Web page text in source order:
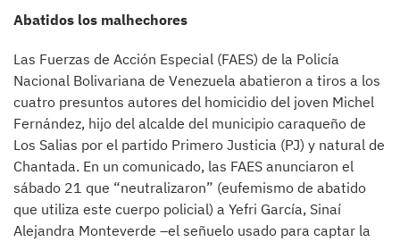
Abatidos los malhechores
Las Fuerzas de Acción Especial (FAES) de la Policía
Nacional Bolivariana de Venezuela abatieron a tiros a los
cuatro presuntos autores del homicidio del joven Michel
Fernández, hijo del alcalde del municipio caraqueño de
Los Salias por el partido Primero Justicia (PJ) y natural de
Chantada. En un comunicado, las FAES anunciaron el
sábado 21 que “neutralizaron” (eufemismo de abatido
que utiliza este cuerpo policial) a Yefri García, Sinaí
Alejandra Monteverde –el señuelo usado para captar la